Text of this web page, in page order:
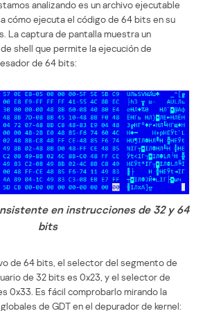
analizando es un archivo ejecutable
cómo ejecuta el código de 64 bits en su
La captura de pantalla muestra un
shell que permite la ejecución de
de 64 bits:
en instrucciones de 32 y 64
bits
de 64 bits, el selector del segmento de
de 32 bits es 0x23, y el selector de
0x33. Es fácil comprobarlo mirando la
de GDT en el depurador de kernel: